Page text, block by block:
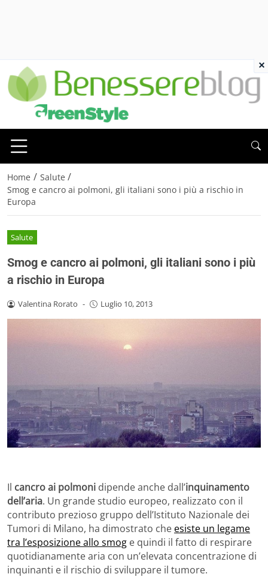
Home / Salute /
Smog e cancro ai polmoni, gli italiani sono i più a rischio in
Europa
Salute
Smog e cancro ai polmoni, gli italiani sono i più
a rischio in Europa
Valentina Rorato - Luglio 10, 2013
Il cancro ai polmoni dipende anche dall’inquinamento
dell’aria. Un grande studio europeo, realizzato con il
contributo prezioso gruppo dell’Istituto Nazionale dei
Tumori di Milano, ha dimostrato che esiste un legame
tra l’esposizione allo smog e quindi il fatto di respirare
quotidianamente aria con un’elevata concentrazione di
inquinanti e il rischio di sviluppare il tumore.
×